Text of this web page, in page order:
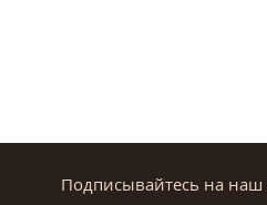
Подписывайтесь на наш